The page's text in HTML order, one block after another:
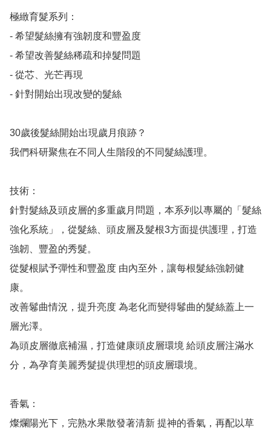
極緻育髮系列：
- 希望髮絲擁有強韌度和豐盈度
- 希望改善髮絲稀疏和掉髮問題
- 從芯、光芒再現
- 針對開始出現改變的髮絲
30歲後髮絲開始出現歲月痕跡？
我們科研聚焦在不同人生階段的不同髮絲護理。
技術：
針對髮絲及頭皮層的多重歲月問題，本系列以專屬的「髮絲
強化系統」，從髮絲、頭皮層及髮根3方面提供護理，打造
強韌、豐盈的秀髮。
從髮根賦予彈性和豐盈度 由內至外，讓每根髮絲強韌健
康。
改善鬈曲情況，提升亮度 為老化而變得鬈曲的髮絲蓋上一
層光澤。
為頭皮層徹底補濕，打造健康頭皮層環境 給頭皮層注滿水
分，為孕育美麗秀髮提供理想的頭皮層環境。
香氣：
燦爛陽光下，完熟水果散發著清新 提神的香氣，再配以草